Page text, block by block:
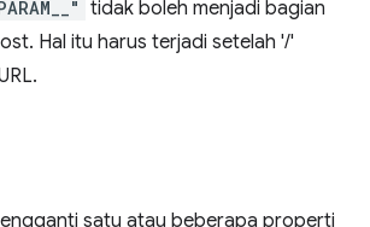
tidak boleh menjadi bagian
Hal itu harus terjadi setelah '/'
satu atau beberapa properti